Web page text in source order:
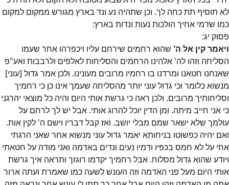
לא תוסיף תת כחה לך. וכן שתהיה נע ונד בארץ מגורש ממקום למקום
כמו שדמי אחיך הולכות נעות ונדות בארץ:
פסוק יג:
ויאמר קין אל ה' שהוא רחמים שירחם עליו ויכפרהו אחר שעמו
הסליחה וזהו לה' אלהינו הרחמים והסליחות לאלפים ולרבבות ואע"פ
שאנחנו חטאנו ומרדנו בו רחמיו מרובים מעונינו. ולכן אמר גדול [עוני]
מנשוא כלומר וכי גדול עוני יותר מהסליחה שעמך אינו כן כי רחמיך
וסליחותיך מרובים. ולכן ראה כי גרשת אותי היום והיה כל מוצאי יהרגני
כי אני חייב מיתה. ומן הדין יוכל להרוג אותי. אבל יש לך לרחם על
עולמך שלא ישאר שמם מבלי יושב. ואז קבל דבריו וישם ה' לקין אות.
ואם יהיה כפשוטו בניחותא יאמר גדול עוני מנשוא אחר שאני הרגתי
אחי על לא חמס בכפיו ודמיו נעים ונדים באדמה ואני מודה על חטאתי
ויודע שהוא גדול מסלוח. אבל רחמיך יקדמו רוגזך ותראה איך גרשת
אותי היום מעל פני האדמה וזה העונש לשעה כמו שאמרת ועתה ארור